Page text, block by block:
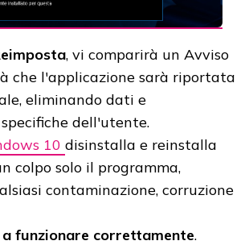
, vi comparirà un Avviso
che l'applicazione sarà riportata
eliminando dati e
dell'utente.
10 disinstalla e reinstalla
colpo solo il programma,
contaminazione, corruzione
funzionare correttamente.